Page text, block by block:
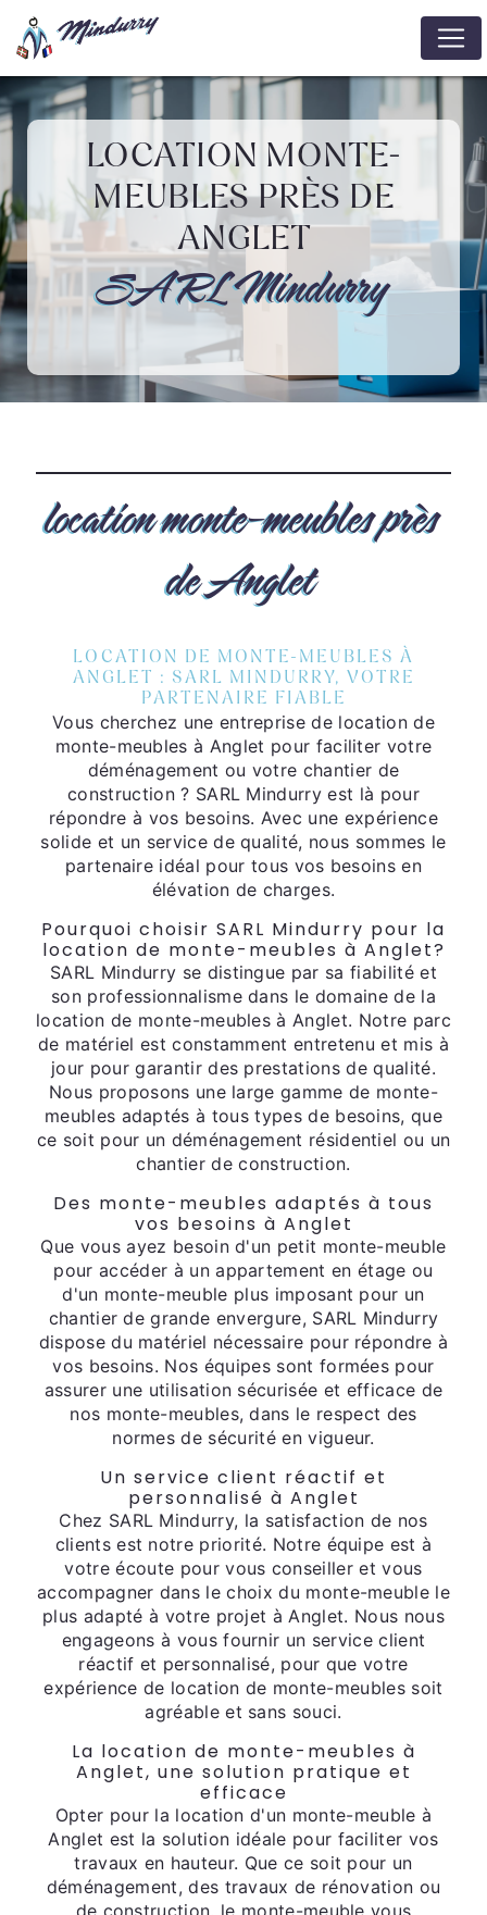
LOCATION MONTE-
MEUBLES PRÈS DE
ANGLET
SARL Mindurry
location monte-meubles près
de Anglet
LOCATION DE MONTE-MEUBLES À
ANGLET : SARL MINDURRY, VOTRE
PARTENAIRE FIABLE
Vous cherchez une entreprise de location de
monte-meubles à Anglet pour faciliter votre
déménagement ou votre chantier de
construction ? SARL Mindurry est là pour
répondre à vos besoins. Avec une expérience
solide et un service de qualité, nous sommes le
partenaire idéal pour tous vos besoins en
élévation de charges.
Pourquoi choisir SARL Mindurry pour la
location de monte-meubles à Anglet?
SARL Mindurry se distingue par sa fiabilité et
son professionnalisme dans le domaine de la
location de monte-meubles à Anglet. Notre parc
de matériel est constamment entretenu et mis à
jour pour garantir des prestations de qualité.
Nous proposons une large gamme de monte-
meubles adaptés à tous types de besoins, que
ce soit pour un déménagement résidentiel ou un
chantier de construction.
Des monte-meubles adaptés à tous
vos besoins à Anglet
Que vous ayez besoin d'un petit monte-meuble
pour accéder à un appartement en étage ou
d'un monte-meuble plus imposant pour un
chantier de grande envergure, SARL Mindurry
dispose du matériel nécessaire pour répondre à
vos besoins. Nos équipes sont formées pour
assurer une utilisation sécurisée et efficace de
nos monte-meubles, dans le respect des
normes de sécurité en vigueur.
Un service client réactif et
personnalisé à Anglet
Chez SARL Mindurry, la satisfaction de nos
clients est notre priorité. Notre équipe est à
votre écoute pour vous conseiller et vous
accompagner dans le choix du monte-meuble le
plus adapté à votre projet à Anglet. Nous nous
engageons à vous fournir un service client
réactif et personnalisé, pour que votre
expérience de location de monte-meubles soit
agréable et sans souci.
La location de monte-meubles à
Anglet, une solution pratique et
efficace
Opter pour la location d'un monte-meuble à
Anglet est la solution idéale pour faciliter vos
travaux en hauteur. Que ce soit pour un
déménagement, des travaux de rénovation ou
de construction, le monte-meuble vous
Panneau de gestion des cookies